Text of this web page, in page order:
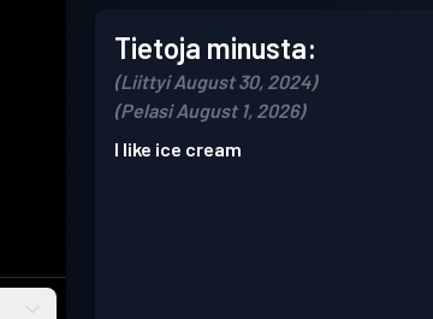
Tietoja minusta:
(Liittyi August 30, 2024)
(Pelasi August 1, 2026)
I like ice cream